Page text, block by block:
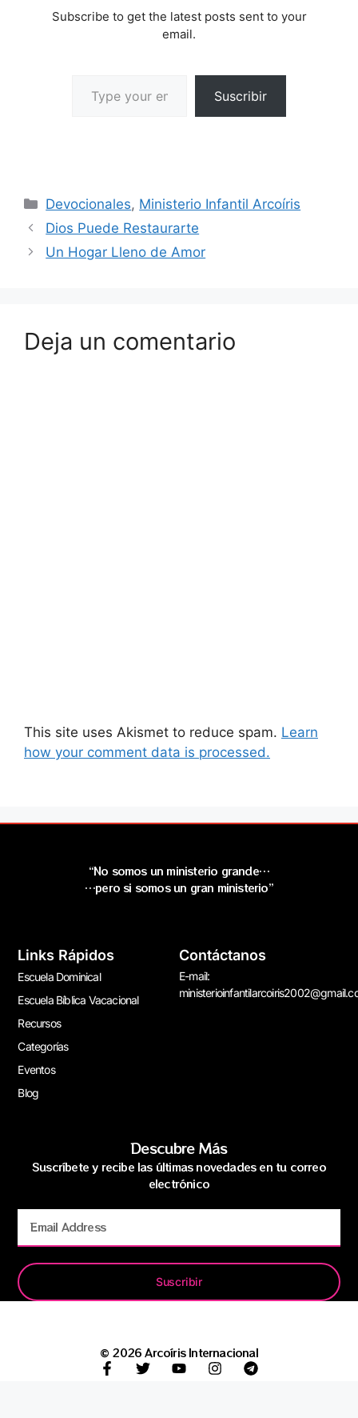
Subscribe to get the latest posts sent to your
email.
Suscribir
Devocionales, Ministerio Infantil Arcoíris
Dios Puede Restaurarte
Un Hogar Lleno de Amor
Deja un comentario
This site uses Akismet to reduce spam. Learn
how your comment data is processed.
“No somos un ministerio grande…
…pero si somos un gran ministerio”
Links Rápidos
Escuela Dominical
Escuela Bíblica Vacacional
Recursos
Categorías
Eventos
Blog
Contáctanos
E-mail:
Descubre Más
Suscríbete y recibe las últimas novedades en tu correo
electrónico
Suscribir
© 2026 Arcoíris Internacional